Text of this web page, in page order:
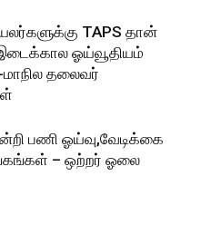
TAPS தான்
ஓய்வூதியம்
தலைவர்
பணி ஓய்வு,வேடிக்கை
– ஒற்றர் ஓலை